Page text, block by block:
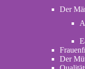
Der
Der